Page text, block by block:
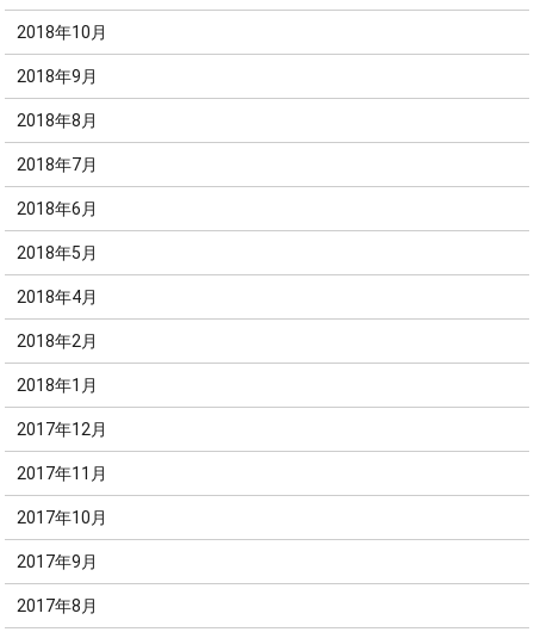
2018年10月
2018年9月
2018年8月
2018年7月
2018年6月
2018年5月
2018年4月
2018年2月
2018年1月
2017年12月
2017年11月
2017年10月
2017年9月
2017年8月